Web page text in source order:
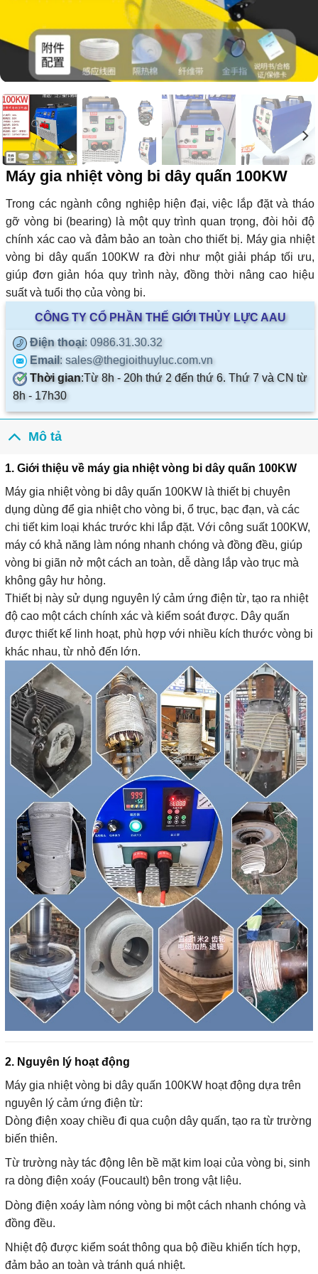
Máy gia nhiệt vòng bi dây quấn 100KW
Trong các ngành công nghiệp hiện đại, việc lắp đặt và tháo
gỡ vòng bi (bearing) là một quy trình quan trọng, đòi hỏi độ
chính xác cao và đảm bảo an toàn cho thiết bị. Máy gia nhiệt
vòng bi dây quấn 100KW ra đời như một giải pháp tối ưu,
giúp đơn giản hóa quy trình này, đồng thời nâng cao hiệu
suất và tuổi thọ của vòng bi.
CÔNG TY CỔ PHẦN THẾ GIỚI THỦY LỰC AAU
Điện thoại: 0986.31.30.32
Email: sales@thegioithuyluc.com.vn
Thời gian:Từ 8h - 20h thứ 2 đến thứ 6. Thứ 7 và CN từ
8h - 17h30
Mô tả
1. Giới thiệu về máy gia nhiệt vòng bi dây quấn 100KW
Máy gia nhiệt vòng bi dây quấn 100KW là thiết bị chuyên
dụng dùng để gia nhiệt cho vòng bi, ổ trục, bạc đạn, và các
chi tiết kim loại khác trước khi lắp đặt. Với công suất 100KW,
máy có khả năng làm nóng nhanh chóng và đồng đều, giúp
vòng bi giãn nở một cách an toàn, dễ dàng lắp vào trục mà
không gây hư hỏng.
Thiết bị này sử dụng nguyên lý cảm ứng điện từ, tạo ra nhiệt
độ cao một cách chính xác và kiểm soát được. Dây quấn
được thiết kế linh hoạt, phù hợp với nhiều kích thước vòng bi
khác nhau, từ nhỏ đến lớn.
2. Nguyên lý hoạt động
Máy gia nhiệt vòng bi dây quấn 100KW hoạt động dựa trên
nguyên lý cảm ứng điện từ:
Dòng điện xoay chiều đi qua cuộn dây quấn, tạo ra từ trường
biến thiên.
Từ trường này tác động lên bề mặt kim loại của vòng bi, sinh
ra dòng điện xoáy (Foucault) bên trong vật liệu.
Dòng điện xoáy làm nóng vòng bi một cách nhanh chóng và
đồng đều.
Nhiệt độ được kiểm soát thông qua bộ điều khiển tích hợp,
đảm bảo an toàn và tránh quá nhiệt.